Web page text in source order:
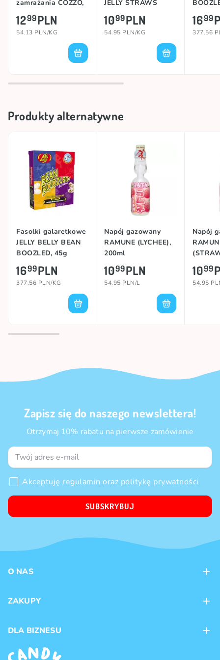
zamrażania COZZO,
240g
1299PLN
54.13 PLN/KG
JELLY STRAWS
(FRUITY
ASSORTED), 200g
1099PLN
54.95 PLN/KG
1699
377.56
Produkty alternatywne
Fasolki galaretkowe
JELLY BELLY BEAN
BOOZLED, 45g
1699PLN
377.56 PLN/KG
Napój gazowany
RAMUNE (LYCHEE),
200ml
1099PLN
54.95 PLN/L
Napój
200ml
1099
54.95
Zapisz się do naszego newslettera!
Otrzymaj 10% rabatu na pierwsze zamówienie
Akceptuję regulamin oraz politykę prywatności
SUBSKRYBUJ
O NAS
Sklepy
ZAKUPY
Dostawa
Regulamin
DLA BIZNESU
Franczyza